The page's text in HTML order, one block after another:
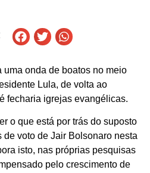
uma onda de boatos no meio
Lula, de volta ao
fecharia igrejas evangélicas.
o que está por trás do suposto
voto de Jair Bolsonaro nesta
isto, nas próprias pesquisas
pelo crescimento de